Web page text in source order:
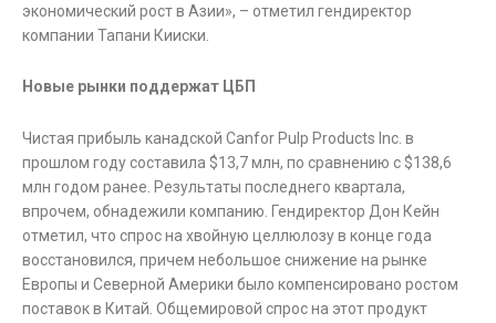
экономический рост в Азии», – отметил гендиректор
компании Тапани Кииски.
Новые рынки поддержат ЦБП
Чистая прибыль канадской Canfor Pulp Products Inc. в
прошлом году составила $13,7 млн, по сравнению с $138,6
млн годом ранее. Результаты последнего квартала,
впрочем, обнадежили компанию. Гендиректор Дон Кейн
отметил, что спрос на хвойную целлюлозу в конце года
восстановился, причем небольшое снижение на рынке
Европы и Северной Америки было компенсировано ростом
поставок в Китай. Общемировой спрос на этот продукт